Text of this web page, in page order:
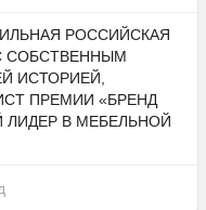
РОССИЙСКАЯ
СОБСТВЕННЫМ
ИСТОРИЕЙ,
ПРЕМИИ «БРЕНД
ЛИДЕР В МЕБЕЛЬНОЙ